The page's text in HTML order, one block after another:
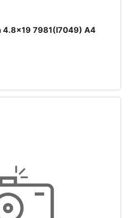
4.8x19 7981(I7049) A4